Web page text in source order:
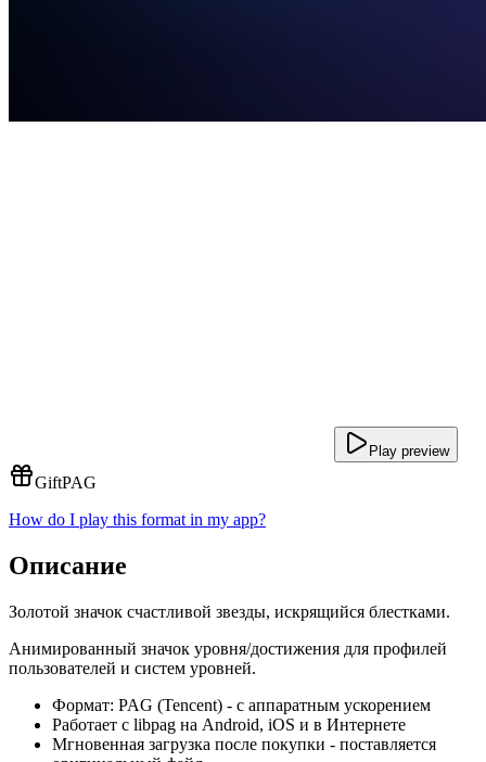
Play preview
GiftPAG
How do I play this format in my app?
Описание
Золотой значок счастливой звезды, искрящийся блестками.
Анимированный значок уровня/достижения для профилей
пользователей и систем уровней.
Формат: PAG (Tencent) - с аппаратным ускорением
Работает с libpag на Android, iOS и в Интернете
Мгновенная загрузка после покупки - поставляется